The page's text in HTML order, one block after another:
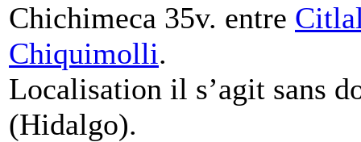
Chichimeca 35v. entre
Chiquimolli.
Localisation il s’agit sans
(Hidalgo).